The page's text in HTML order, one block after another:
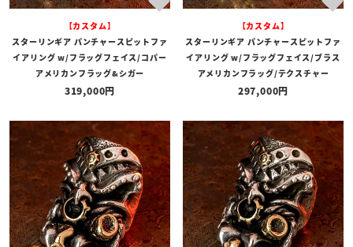
【カスタム】
スターリンギア パンチャースピットファ
イアリング w/フラッグフェイス/コパー
アメリカンフラッグ&シガー
319,000
【カスタム】
スターリンギア パンチャースピットファ
イアリング w/フラッグフェイス/ブラス
アメリカンフラッグ/テクスチャー
297,000